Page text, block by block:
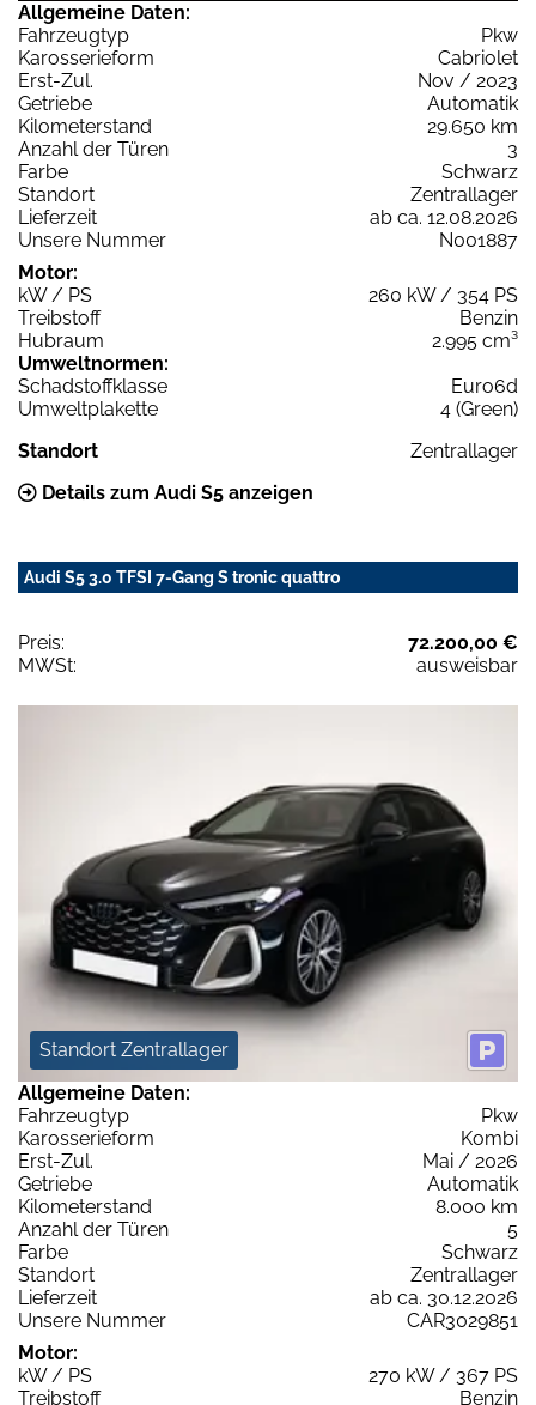
Allgemeine Daten:
Fahrzeugtyp
Pkw
Karosserieform
Cabriolet
Erst-Zul.
Nov / 2023
Getriebe
Automatik
Kilometerstand
29.650 km
Anzahl der Türen
3
Farbe
Schwarz
Standort
Zentrallager
Lieferzeit
ab ca. 12.08.2026
Unsere Nummer
N001887
Motor:
kW / PS
260 kW / 354 PS
Treibstoff
Benzin
Hubraum
2.995 cm³
Umweltnormen:
Schadstoffklasse
Euro6d
Umweltplakette
4 (Green)
Standort
Zentrallager
Details zum Audi S5 anzeigen
Audi S5 3.0 TFSI 7-Gang S tronic quattro
Preis:
72.200,00 €
MWSt:
ausweisbar
Standort Zentrallager
Allgemeine Daten:
Fahrzeugtyp
Pkw
Karosserieform
Kombi
Erst-Zul.
Mai / 2026
Getriebe
Automatik
Kilometerstand
8.000 km
Anzahl der Türen
5
Farbe
Schwarz
Standort
Zentrallager
Lieferzeit
ab ca. 30.12.2026
Unsere Nummer
CAR3029851
Motor:
kW / PS
270 kW / 367 PS
Treibstoff
Benzin